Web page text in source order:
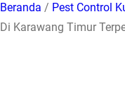
Beranda / Pest Control
Di Karawang Timur